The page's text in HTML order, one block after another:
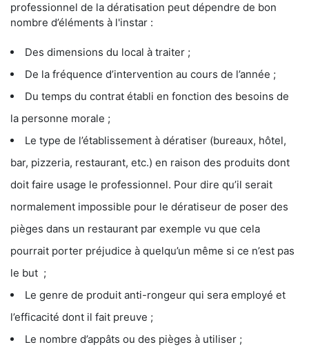
professionnel de la dératisation peut dépendre de bon
nombre d’éléments à l'instar :
Des dimensions du local à traiter ;
De la fréquence d’intervention au cours de l’année ;
Du temps du contrat établi en fonction des besoins de
la personne morale ;
Le type de l’établissement à dératiser (bureaux, hôtel,
bar, pizzeria, restaurant, etc.) en raison des produits dont
doit faire usage le professionnel. Pour dire qu’il serait
normalement impossible pour le dératiseur de poser des
pièges dans un restaurant par exemple vu que cela
pourrait porter préjudice à quelqu’un même si ce n’est pas
le but ;
Le genre de produit anti-rongeur qui sera employé et
l’efficacité dont il fait preuve ;
Le nombre d’appâts ou des pièges à utiliser ;